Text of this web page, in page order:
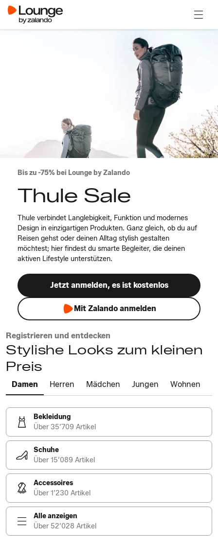
Bis zu -75% bei Lounge by Zalando
Thule Sale
Thule verbindet Langlebigkeit, Funktion und modernes
Design in einzigartigen Produkten. Ganz gleich, ob du auf
Reisen gehst oder deinen Alltag stylish gestalten
möchtest; hier findest du smarte Begleiter, die deinen
aktiven Lifestyle unterstützen.
Jetzt anmelden, es ist kostenlos
Mit Zalando anmelden
Registrieren und entdecken
Stylishe Looks zum kleinen
Preis
Damen Herren Mädchen Jungen Wohnen
Bekleidung
Über 35’709 Artikel
Schuhe
Über 15’089 Artikel
Accessoires
Über 1’230 Artikel
Alle anzeigen
Über 52’028 Artikel